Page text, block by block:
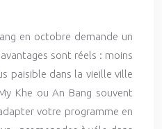
en octobre demande un
sont réels : moins
paisible dans la vieille ville
Khe ou An Bang souvent
votre programme en